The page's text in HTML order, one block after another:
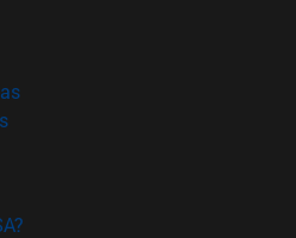
ventana)
(abre en nueva ventana)
(abre en nueva ventana)